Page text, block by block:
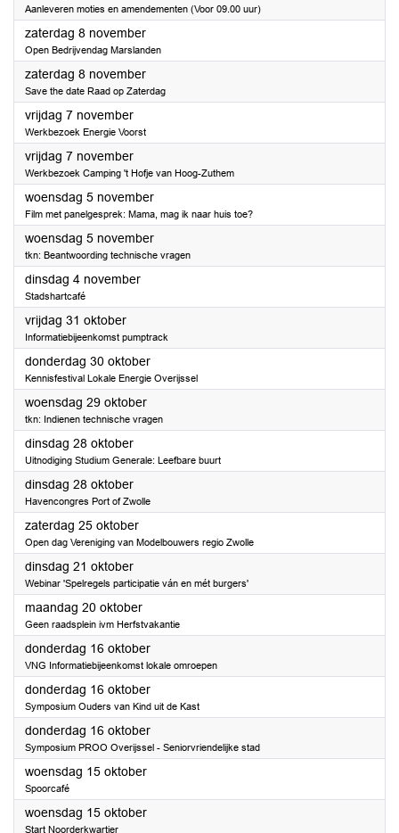
Aanleveren moties en amendementen (Voor 09.00 uur)
zaterdag 8 november2025
Open Bedrijvendag Marslanden
zaterdag 8 november2025
Save the date Raad op Zaterdag
vrijdag 7 november2025
Werkbezoek Energie Voorst
vrijdag 7 november2025
Werkbezoek Camping 't Hofje van Hoog-Zuthem
woensdag 5 november2025
Film met panelgesprek: Mama, mag ik naar huis toe?
woensdag 5 november2025
tkn: Beantwoording technische vragen
dinsdag 4 november2025
Stadshartcafé
vrijdag 31 oktober2025
Informatiebijeenkomst pumptrack
donderdag 30 oktober2025
Kennisfestival Lokale Energie Overijssel
woensdag 29 oktober2025
tkn: Indienen technische vragen
dinsdag 28 oktober2025
Uitnodiging Studium Generale: Leefbare buurt
dinsdag 28 oktober2025
Havencongres Port of Zwolle
zaterdag 25 oktober2025
Open dag Vereniging van Modelbouwers regio Zwolle
dinsdag 21 oktober2025
Webinar 'Spelregels participatie ván en mét burgers'
maandag 20 oktober2025
Geen raadsplein ivm Herfstvakantie
donderdag 16 oktober2025
VNG Informatiebijeenkomst lokale omroepen
donderdag 16 oktober2025
Symposium Ouders van Kind uit de Kast
donderdag 16 oktober2025
Symposium PROO Overijssel - Seniorvriendelijke stad
woensdag 15 oktober2025
Spoorcafé
woensdag 15 oktober2025
Start Noorderkwartier